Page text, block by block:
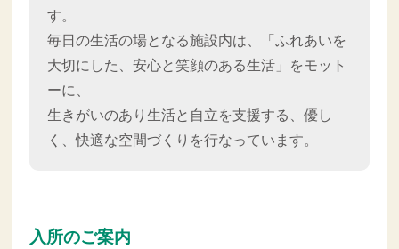
す。
毎日の生活の場となる施設内は、「ふれあいを
大切にした、安心と笑顔のある生活」をモット
ーに、
生きがいのあり生活と自立を支援する、優し
く、快適な空間づくりを行なっています。
入所のご案内